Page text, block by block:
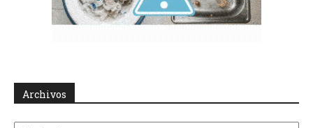
Archivos
Archivos